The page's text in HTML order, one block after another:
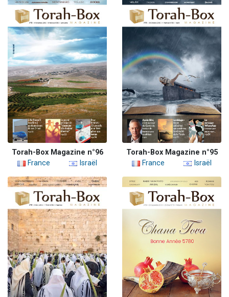
Torah-Box Magazine n°96
France
Israël
Torah-Box Magazine n°95
France
Israël